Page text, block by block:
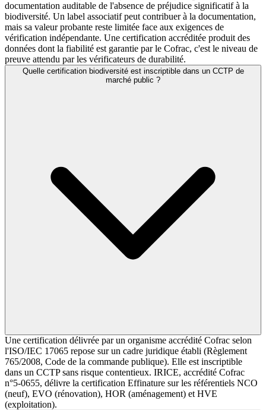
documentation auditable de l'absence de préjudice significatif à la
biodiversité. Un label associatif peut contribuer à la documentation,
mais sa valeur probante reste limitée face aux exigences de
vérification indépendante. Une certification accréditée produit des
données dont la fiabilité est garantie par le Cofrac, c'est le niveau de
preuve attendu par les vérificateurs de durabilité.
Quelle certification biodiversité est inscriptible dans un CCTP de
marché public ?
Une certification délivrée par un organisme accrédité Cofrac selon
l'ISO/IEC 17065 repose sur un cadre juridique établi (Règlement
765/2008, Code de la commande publique). Elle est inscriptible
dans un CCTP sans risque contentieux. IRICE, accrédité Cofrac
n°5-0655, délivre la certification Effinature sur les référentiels NCO
(neuf), EVO (rénovation), HOR (aménagement) et HVE
(exploitation).